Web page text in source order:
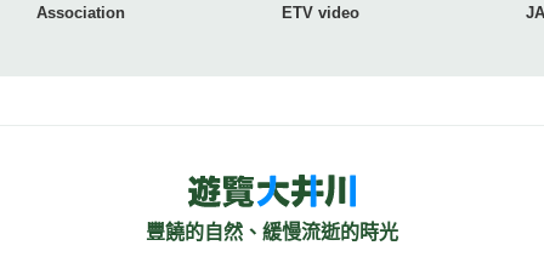
Association
ETV video
豐饒的自然、緩慢流逝的時光